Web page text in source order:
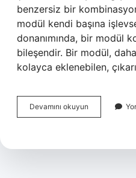
benzersiz bir
modül kendi başına
donanımında, bir modül
bileşendir. Bir modül,
kolayca eklenebilen,
Devamını okuyun
Nedir